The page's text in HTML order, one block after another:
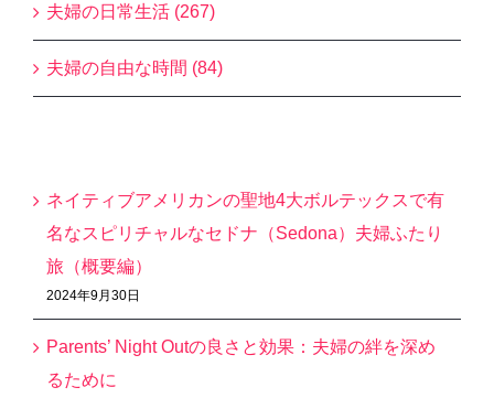
夫婦の日常生活 (267)
夫婦の自由な時間 (84)
ネイティブアメリカンの聖地4大ボルテックスで有
名なスピリチャルなセドナ（Sedona）夫婦ふたり
旅（概要編）
2024年9月30日
Parents’ Night Outの良さと効果：夫婦の絆を深め
るために